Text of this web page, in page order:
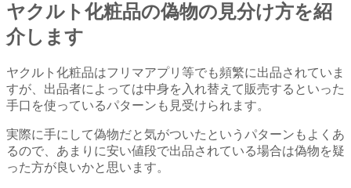
ヤクルト化粧品の偽物の見分け方を紹
介します
ヤクルト化粧品はフリマアプリ等でも頻繁に出品されていま
すが、出品者によっては中身を入れ替えて販売するといった
手口を使っているパターンも見受けられます。
実際に手にして偽物だと気がついたというパターンもよくあ
るので、あまりに安い値段で出品されている場合は偽物を疑
った方が良いかと思います。